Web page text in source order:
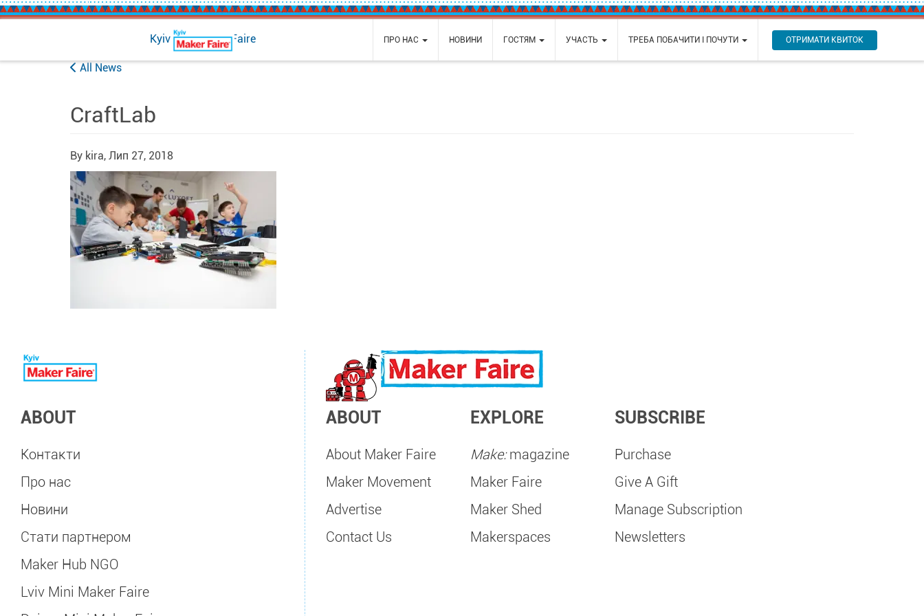
Kyiv Mini Maker Faire ПРО НАС НОВИНИ ГОСТЯМ УЧАСТЬ ТРЕБА ПОБАЧИТИ І ПОЧУТИ ОТРИМАТИ КВИТОК
All News
CraftLab
By kira, Лип 27, 2018
ABOUT
Контакти
Про нас
Новини
Стати партнером
Maker Hub NGO
Lviv Mini Maker Faire
ABOUT
About Maker Faire
Maker Movement
Advertise
Contact Us
EXPLORE
Make:magazine
Maker Faire
Maker Shed
Makerspaces
SUBSCRIBE
Purchase
Give A Gift
Manage Subscription
Newsletters